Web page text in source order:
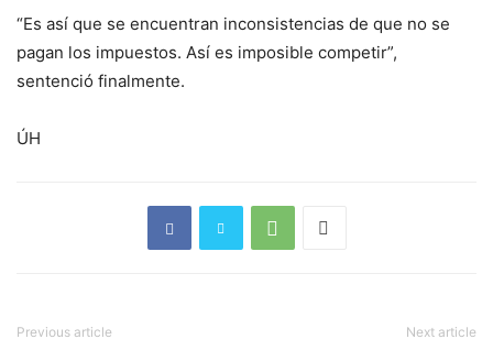
“Es así que se encuentran inconsistencias de que no se
pagan los impuestos. Así es imposible competir”,
sentenció finalmente.
ÚH
Previous article Next article